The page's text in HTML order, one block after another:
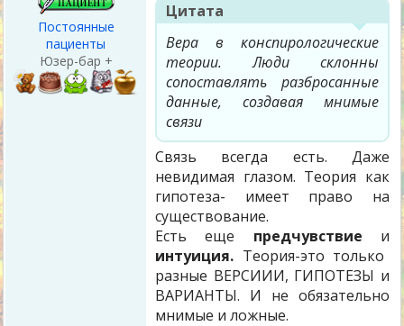
Постоянные
пациенты
Юзер-бар +
Цитата
Вера в конспирологические
теории. Люди склонны
сопоставлять разбросанные
данные, создавая мнимые
связи
Связь всегда есть. Даже
невидимая глазом. Теория как
гипотеза- имеет право на
существование.
Есть еще предчувствие и
интуиция. Теория-это только
разные ВЕРСИИИ, ГИПОТЕЗЫ и
ВАРИАНТЫ. И не обязательно
мнимые и ложные.